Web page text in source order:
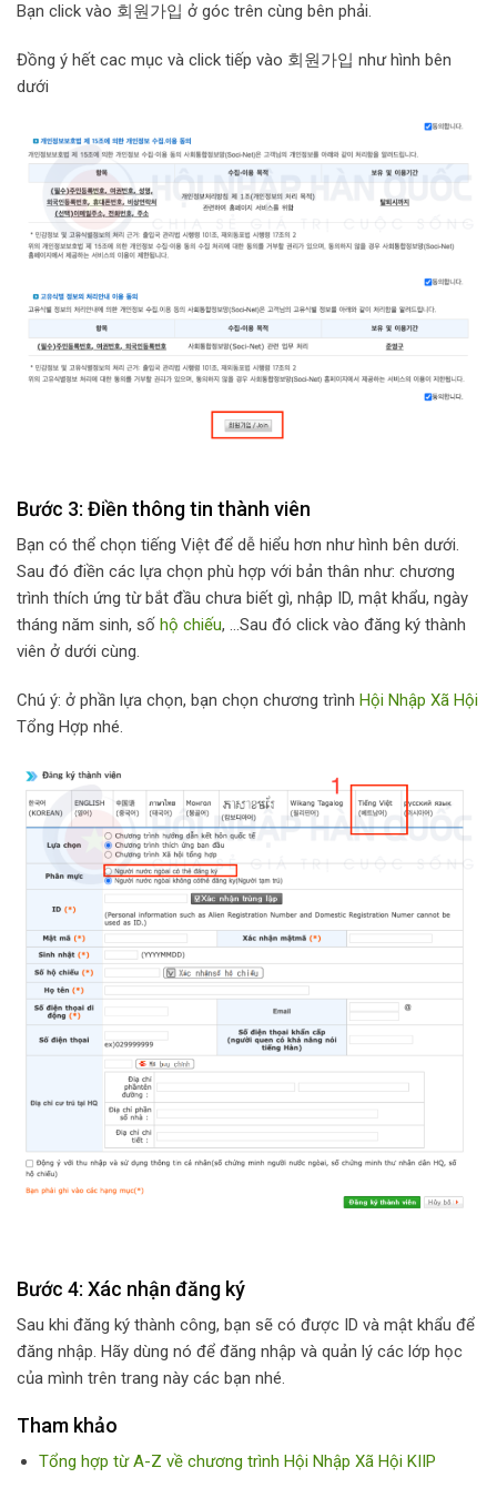
Bạn click vào 회원가입 ở góc trên cùng bên phải.
Đồng ý hết cac mục và click tiếp vào 회원가입 như hình bên
dưới
Bước 3: Điền thông tin thành viên
Bạn có thể chọn tiếng Việt để dễ hiểu hơn như hình bên dưới.
Sau đó điền các lựa chọn phù hợp với bản thân như: chương
trình thích ứng từ bắt đầu chưa biết gì, nhập ID, mật khẩu, ngày
tháng năm sinh, số hộ chiếu, …Sau đó click vào đăng ký thành
viên ở dưới cùng.
Chú ý: ở phần lựa chọn, bạn chọn chương trình Hội Nhập Xã Hội
Tổng Hợp nhé.
Bước 4: Xác nhận đăng ký
Sau khi đăng ký thành công, bạn sẽ có được ID và mật khẩu để
đăng nhập. Hãy dùng nó để đăng nhập và quản lý các lớp học
của mình trên trang này các bạn nhé.
Tham khảo
Tổng hợp từ A-Z về chương trình Hội Nhập Xã Hội KIIP